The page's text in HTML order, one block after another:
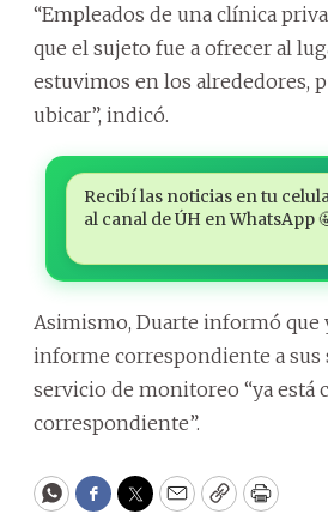
“Empleados de una clínica
que el sujeto fue a ofrecer al
estuvimos en los alrededores,
ubicar”, indicó.
Recibí las noticias en tu
al canal de ÚH en WhatsApp
Asimismo, Duarte informó que
informe correspondiente a sus
servicio de monitoreo “ya está
correspondiente”.
WhatsApp
Facebook
Twitter
EmailCopyPrint